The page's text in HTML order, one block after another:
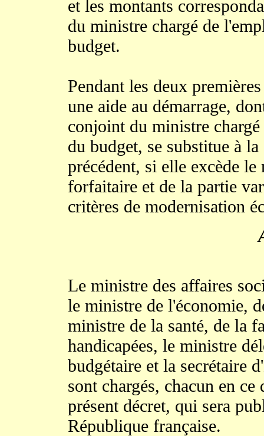
et les montants
du ministre chargé de
budget.
Pendant les deux
une aide au démarrage,
conjoint du ministre
du budget, se substitue à
précédent, si elle excède
forfaitaire et de la partie
critères de modernisation
Le ministre des affaires
le ministre de l'économie,
ministre de la santé, de la
handicapées, le ministre
budgétaire et la secrétaire
sont chargés, chacun en
présent décret, qui sera
République française.